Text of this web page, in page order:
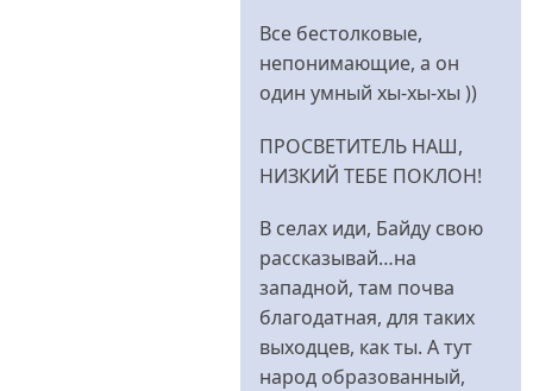
еще
не
раз
услышать...
від
Все бестолковые,
непонимающие, а он
один умный хы-хы-хы ))
ПРОСВЕТИТЕЛЬ НАШ,
НИЗКИЙ ТЕБЕ ПОКЛОН!
В селах иди, Байду свою
рассказывай…на
западной, там почва
благодатная, для таких
выходцев, как ты. А тут
народ образованный,